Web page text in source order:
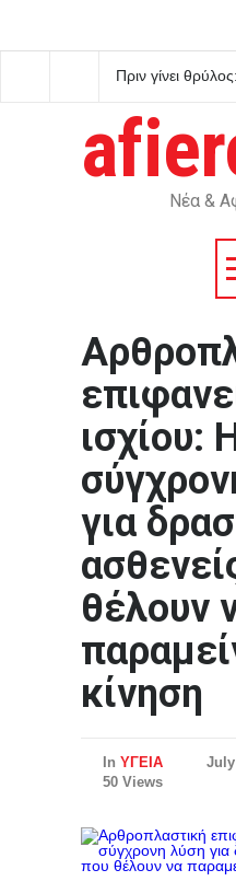
Πριν γίνει
του άλλαξε τη ζωή
Νέα &
ισχίου:
για
θέλουν
κίνηση
In ΥΓΕΙΑ
July
50 Views